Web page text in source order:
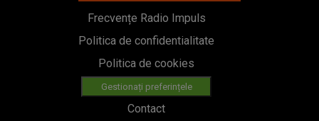
Frecvențe Radio Impuls
Politica de confidentialitate
Politica de cookies
Gestionați preferințele
Contact